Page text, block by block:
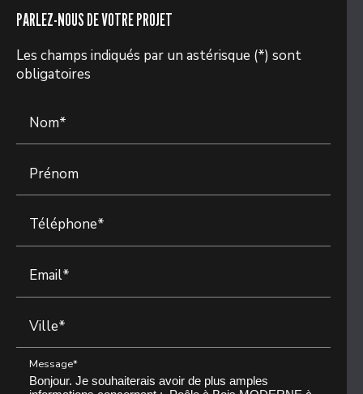
PARLEZ-NOUS DE VOTRE PROJET
Les champs indiqués par un astérisque (*) sont
obligatoires
Nom*
Prénom
Téléphone*
Email*
Ville*
Message*